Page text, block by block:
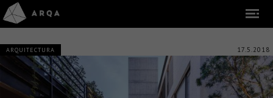
ARQUITECTURA 17.5.2018